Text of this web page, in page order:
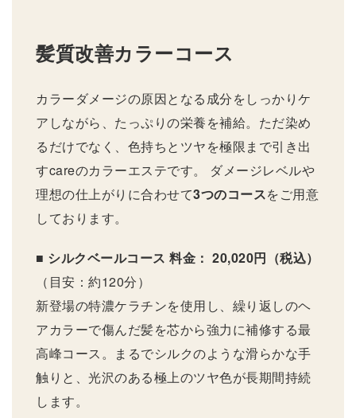
髪質改善カラーコース
カラーダメージの原因となる成分をしっかりケ
アしながら、たっぷりの栄養を補給。ただ染め
るだけでなく、色持ちとツヤを極限まで引き出
すcareのカラーエステです。 ダメージレベルや
理想の仕上がりに合わせて3つのコースをご用意
しております。
■ シルクベールコース 料金： 20,020円（税込）
（目安：約120分）
新登場の特濃ケラチンを使用し、繰り返しのヘ
アカラーで傷んだ髪を芯から強力に補修する最
高峰コース。まるでシルクのような滑らかな手
触りと、光沢のある極上のツヤ色が長期間持続
します。